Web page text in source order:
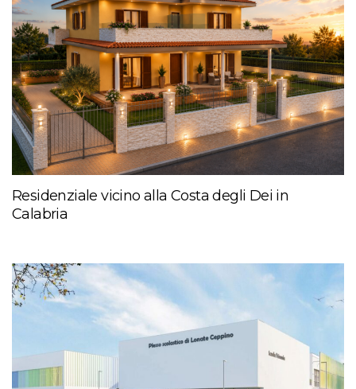
Residenziale vicino alla Costa degli Dei in
Calabria